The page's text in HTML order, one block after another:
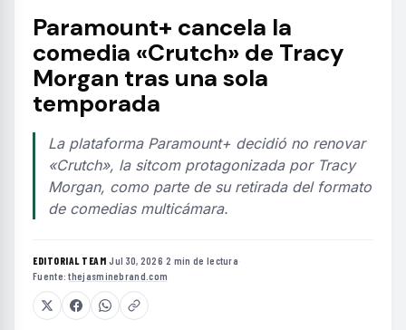
Paramount+ cancela la
comedia «Crutch» de Tracy
Morgan tras una sola
temporada
La plataforma Paramount+ decidió no renovar
«Crutch», la sitcom protagonizada por Tracy
Morgan, como parte de su retirada del formato
de comedias multicámara.
EDITORIAL TEAM·Jul 30, 2026·2 min de lectura·
Fuente:thejasminebrand.com